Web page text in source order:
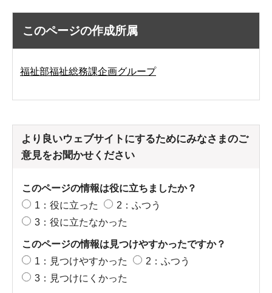
このページの作成所属
福祉部福祉総務課企画グループ
より良いウェブサイトにするためにみなさまのご
意見をお聞かせください
このページの情報は役に立ちましたか？
1：役に立った
2：ふつう
3：役に立たなかった
このページの情報は見つけやすかったですか？
1：見つけやすかった
2：ふつう
3：見つけにくかった